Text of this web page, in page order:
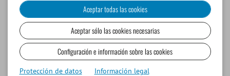
Aceptar todas las cookies
Aceptar sólo las cookies necesarias
Configuración e información sobre las cookies
Protección de datos Información legal